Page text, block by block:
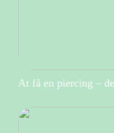
At få en piercing –